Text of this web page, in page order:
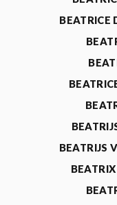
BEATRICE
BEATRIJS